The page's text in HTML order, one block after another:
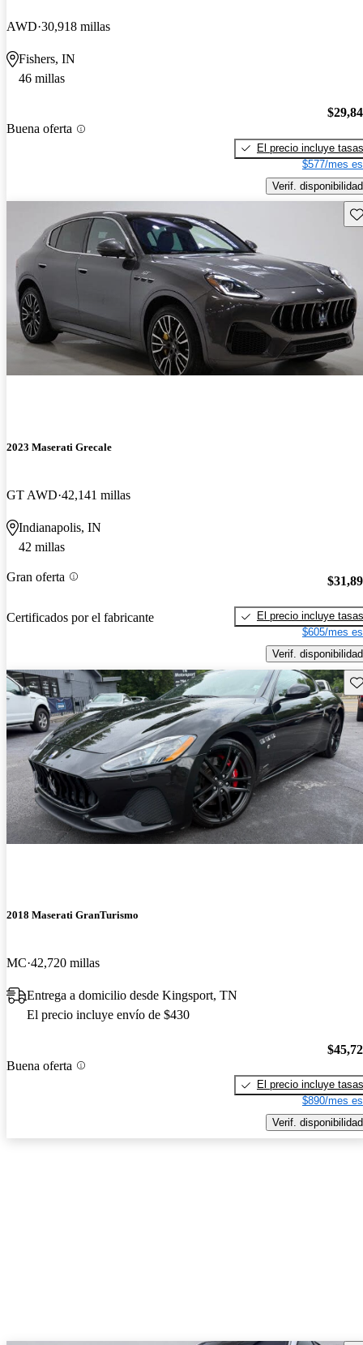
AWD 30,918 millas
Fishers, IN
46 millas
Buena oferta
El precio incluye tasas
$577/mes
Verif. disponibilidad
2023 Maserati Grecale
GT AWD 42,141 millas
Indianapolis, IN
42 millas
Gran oferta
Certificados por el fabricante
El precio incluye tasas
$605/mes
Verif. disponibilidad
2018 Maserati GranTurismo
MC 42,720 millas
Entrega a domicilio desde Kingsport, TN
El precio incluye envío de $430
Buena oferta
El precio incluye tasas
$890/mes
Verif. disponibilidad